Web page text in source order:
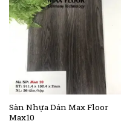
Sàn Nhựa Dán Max Floor
Max10